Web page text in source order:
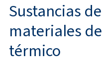
Sustancias
materiales
térmico